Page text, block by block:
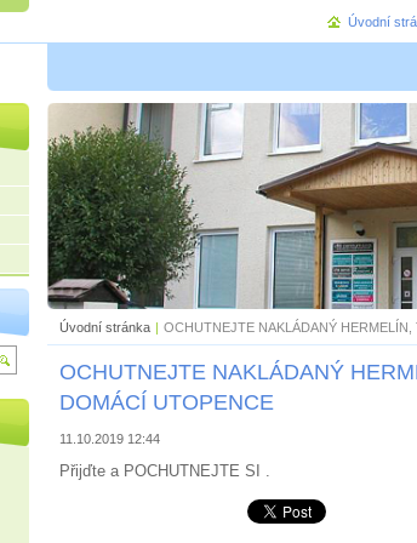
Úvodní stránka | OCHUTNEJTE NAKLÁDANÝ
OCHUTNEJTE NAKLÁDANÝ
DOMÁCÍ UTOPENCE
11.10.2019 12:44
Přijďte a POCHUTNEJTE SI .
Úvodní